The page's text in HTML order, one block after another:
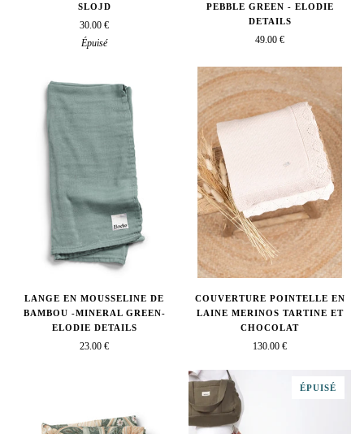
SLOJD
30.00 €
Épuisé
PEBBLE GREEN - ELODIE
DETAILS
49.00 €
LANGE EN MOUSSELINE DE
BAMBOU -MINERAL GREEN-
ELODIE DETAILS
23.00 €
COUVERTURE POINTELLE EN
LAINE MERINOS TARTINE ET
CHOCOLAT
130.00 €
ÉPUISÉ